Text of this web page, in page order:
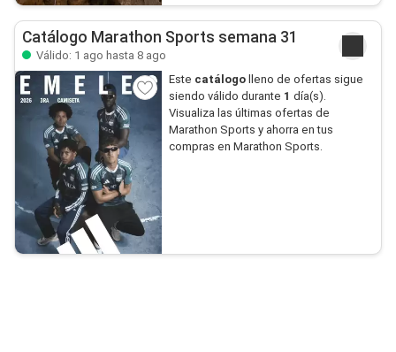
Catálogo Marathon Sports semana 31
Válido: 1 ago hasta 8 ago
Este catálogo lleno de ofertas sigue
siendo válido durante 1 día(s).
Visualiza las últimas ofertas de
Marathon Sports y ahorra en tus
compras en Marathon Sports.